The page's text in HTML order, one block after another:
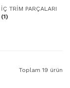
İÇ TRİM PARÇALARI
(1)
Toplam 19 ürün